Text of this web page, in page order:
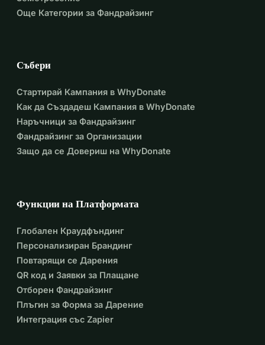
Още Категории за Фандрайзинг
Събери
Стартирай Кампания в WhyDonate
Как да Създадеш Кампания в WhyDonate
Наръчници за Фандрайзинг
Фандрайзинг за Организации
Защо да се Довериш на WhyDonate
Функции на Платформата
Глобален Краудфъндинг
Персонализиран Брандинг
Повтарящи се Дарения
QR код и Заявки за Плащане
Отборен Фандрайзинг
Плъгин за Форма за Дарение
Интеграция със Zapier